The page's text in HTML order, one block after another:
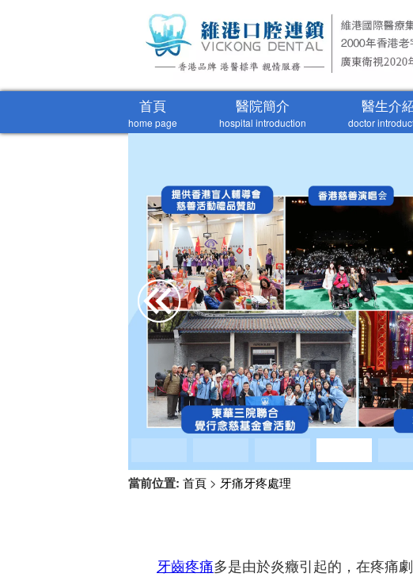
首頁
home page
醫院簡介
hospital introduction
醫生介
doctor
當前位置: 首頁 > 牙痛牙疼處理
牙齒疼痛多是由於炎癥引起的，在疼痛